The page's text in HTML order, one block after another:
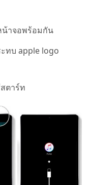
น้าจอพร้อมกัน
ทบ apple logo
ตาร์ท